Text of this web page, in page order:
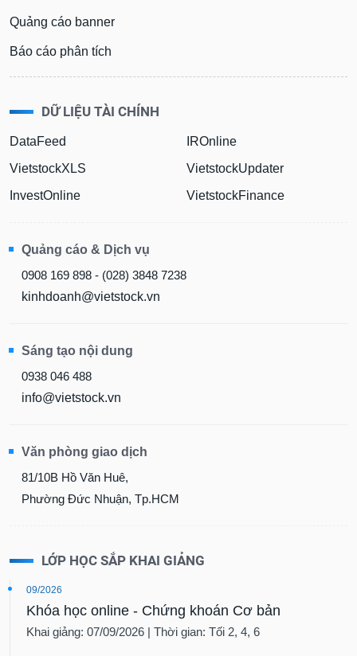
Quảng cáo banner
Báo cáo phân tích
DỮ LIỆU TÀI CHÍNH
DataFeed
VietstockXLS
InvestOnline
IROnline
VietstockUpdater
VietstockFinance
Quảng cáo & Dịch vụ
0908 169 898 - (028) 3848 7238
kinhdoanh@vietstock.vn
Sáng tạo nội dung
0938 046 488
info@vietstock.vn
Văn phòng giao dịch
81/10B Hồ Văn Huê,
Phường Đức Nhuận, Tp.HCM
LỚP HỌC SẮP KHAI GIẢNG
09/2026
Khóa học online - Chứng khoán Cơ bản
Khai giảng: 07/09/2026 | Thời gian: Tối 2, 4, 6